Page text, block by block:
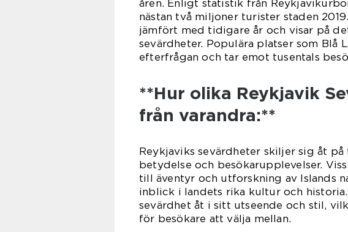
åren. Enligt statistik från
nästan två miljoner turister staden
jämfört med tidigare år och visar på
sevärdheter. Populära platser som Blå
efterfrågan och tar emot tusentals
**Hur olika Reykjavik
från varandra:**
Reykjaviks sevärdheter skiljer sig åt
betydelse och besökarupplevelser.
till äventyr och utforskning av Islands
inblick i landets rika kultur och
sevärdhet åt i sitt utseende och stil,
för besökare att välja mellan.